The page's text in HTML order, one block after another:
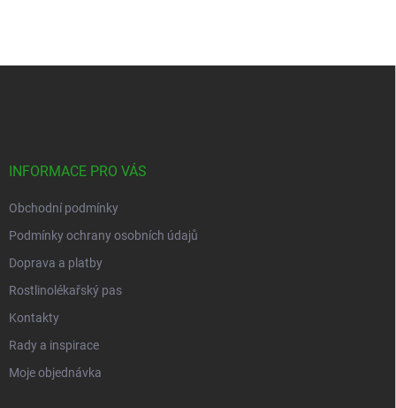
INFORMACE PRO VÁS
Obchodní podmínky
Podmínky ochrany osobních údajů
Doprava a platby
Rostlinolékařský pas
Kontakty
Rady a inspirace
Moje objednávka